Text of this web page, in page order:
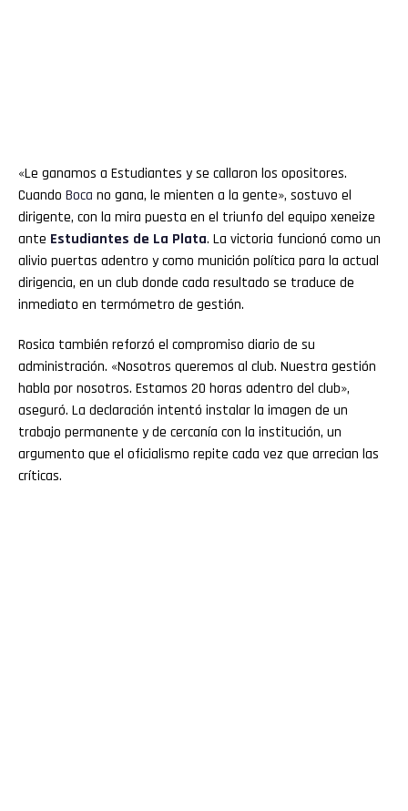
«Le ganamos a Estudiantes y se callaron los opositores.
Cuando Boca no gana, le mienten a la gente», sostuvo el
dirigente, con la mira puesta en el triunfo del equipo xeneize
ante Estudiantes de La Plata. La victoria funcionó como un
alivio puertas adentro y como munición política para la actual
dirigencia, en un club donde cada resultado se traduce de
inmediato en termómetro de gestión.
Rosica también reforzó el compromiso diario de su
administración. «Nosotros queremos al club. Nuestra gestión
habla por nosotros. Estamos 20 horas adentro del club»,
aseguró. La declaración intentó instalar la imagen de un
trabajo permanente y de cercanía con la institución, un
argumento que el oficialismo repite cada vez que arrecian las
críticas.